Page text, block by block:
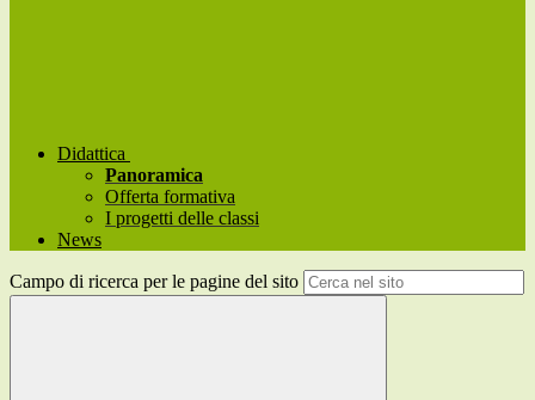
Didattica
Panoramica
Offerta formativa
I progetti delle classi
News
Campo di ricerca per le pagine del sito